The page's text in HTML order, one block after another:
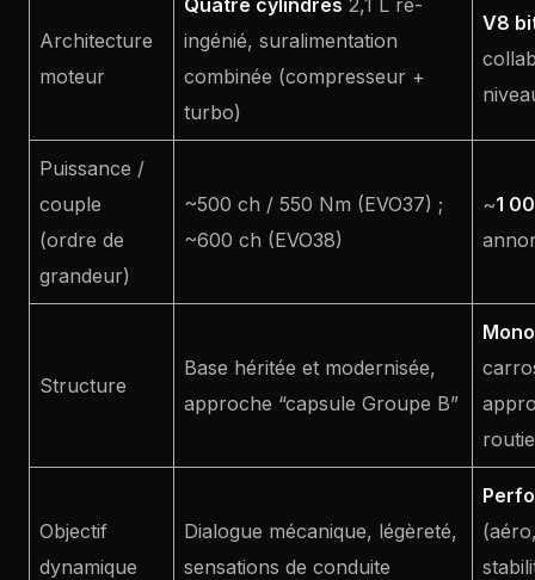
Architecture
moteur
ingénié, suralimentation
combinée (compresseur +
turbo)
V8
Puissance /
couple
(ordre de
grandeur)
~500 ch / 550 Nm (EVO37) ;
~600 ch (EVO38)
~1
Structure
Base héritée et modernisée,
approche “capsule Groupe B”
Objectif
dynamique
Dialogue mécanique, légèreté,
sensations de conduite